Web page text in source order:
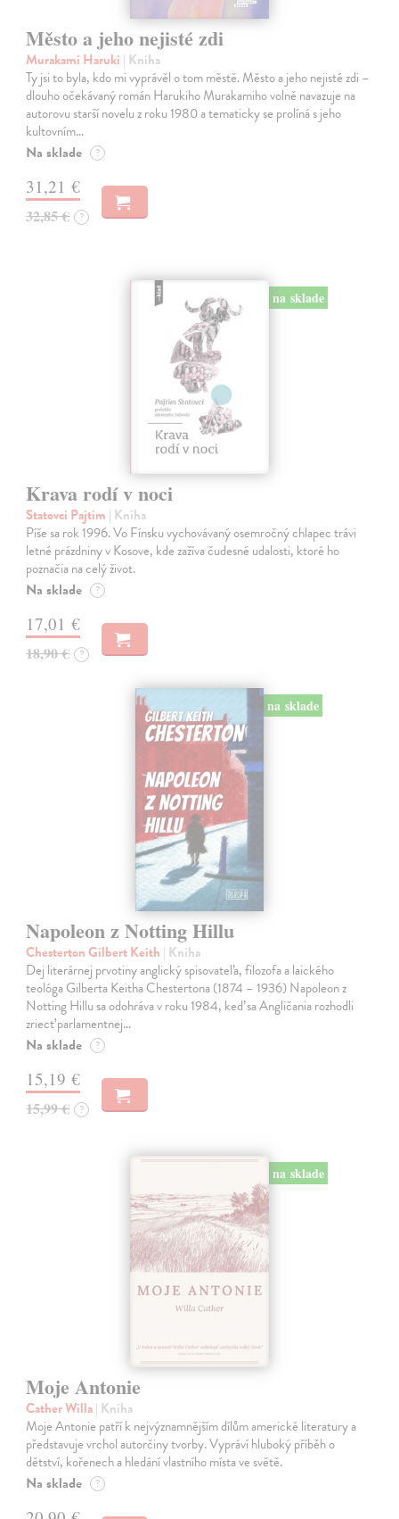
Město a jeho nejisté zdi
Murakami Haruki | Kniha
Ty jsi to byla, kdo mi vyprávěl o tom městě. Město a jeho nejisté zdi –
dlouho očekávaný román Harukiho Murakamiho volně navazuje na
autorovu starší novelu z roku 1980 a tematicky se prolíná s jeho
kultovním…
Na sklade ?
31,21 €
32,85 € ?
na sklade
Krava rodí v noci
Statovci Pajtim | Kniha
Píše sa rok 1996. Vo Fínsku vychovávaný osemročný chlapec trávi
letné prázdniny v Kosove, kde zažíva čudesné udalosti, ktoré ho
poznačia na celý život.
Na sklade ?
17,01 €
18,90 € ?
na sklade
Napoleon z Notting Hillu
Chesterton Gilbert Keith | Kniha
Dej literárnej prvotiny anglický spisovateľa, filozofa a laického
teológa Gilberta Keitha Chestertona (1874 – 1936) Napoleon z
Notting Hillu sa odohráva v roku 1984, keď sa Angličania rozhodli
zriecť parlamentnej…
Na sklade ?
15,19 €
15,99 € ?
na sklade
Moje Antonie
Cather Willa| Kniha
Moje Antonie patří k nejvýznamnějším dílům americké literatury a
představuje vrchol autorčiny tvorby. Vypráví hluboký příběh o
dětství, kořenech a hledání vlastního místa ve světě.
Na sklade ?